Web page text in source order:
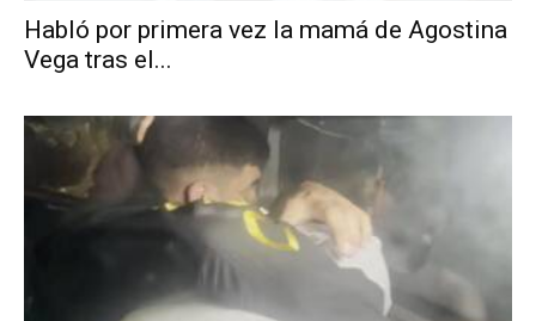
Habló por primera vez la mamá de Agostina
Vega tras el...